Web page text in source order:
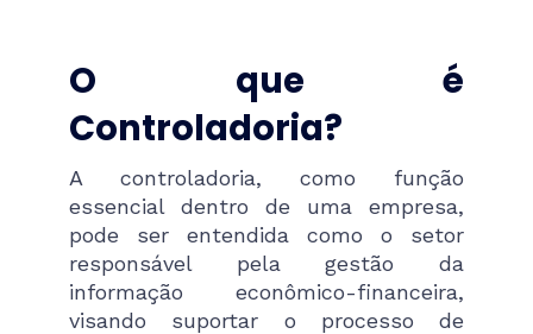
O que é
Controladoria?
A controladoria, como função
essencial dentro de uma empresa,
pode ser entendida como o setor
responsável pela gestão da
informação econômico-financeira,
visando suportar o processo de